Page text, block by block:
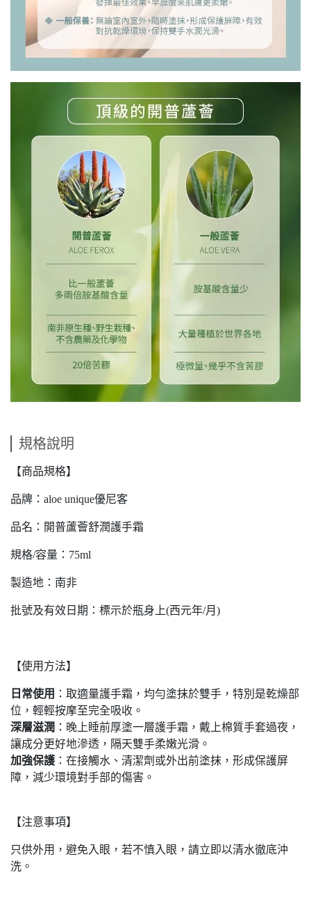
規格說明
【商品規格】
品牌：aloe unique優尼客
品名：開普蘆薈舒潤護手霜
規格/容量：75ml
製造地：南非
批號及有效日期：標示於瓶身上(西元年/月)
【使用方法】
日常使用 ：取適量護手霜，均勻塗抹於雙手，特別是乾燥部
位，輕輕按摩至完全吸收。
深層滋潤 ：晚上睡前厚塗一層護手霜，戴上棉質手套過夜，
讓成分更好地滲透，隔天雙手柔嫩光滑。
加強保護 ：在接觸水、清潔劑或外出前塗抹，形成保護屏
障，減少環境對手部的傷害。
【注意事項】
只供外用，避免入眼，若不慎入眼，請立即以清水徹底沖
洗。